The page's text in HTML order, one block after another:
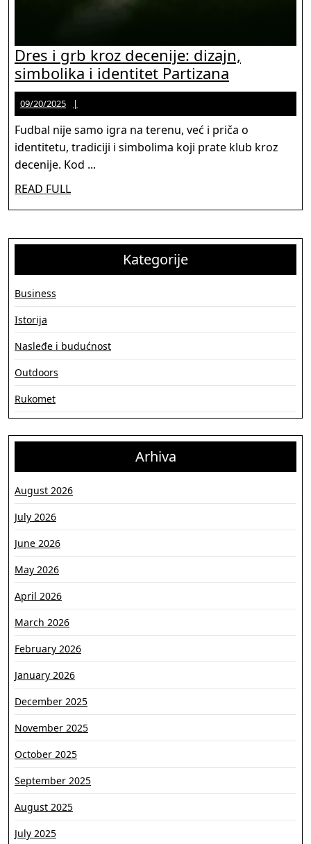
Dres i grb kroz decenije: dizajn,
simbolika i identitet Partizana
i
kroz
decenije:
identitet
Partizana
09/20/2025
Martinez
Fudbal nije samo igra na terenu, već i priča o
identitetu, tradiciji i simbolima koji prate klub kroz
decenije. Kod ...
READ FULL
Kategorije
Business
Istorija
Nasleđe i budućnost
Outdoors
Rukomet
Arhiva
August 2026
July 2026
June 2026
May 2026
April 2026
March 2026
February 2026
January 2026
December 2025
November 2025
October 2025
September 2025
August 2025
July 2025